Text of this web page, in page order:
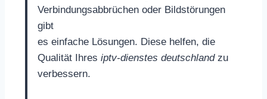
Verbindungsabbrüchen oder Bildstörungen
gibt
es einfache Lösungen. Diese helfen, die
Qualität Ihres iptv-dienstes deutschlandzu
verbessern.